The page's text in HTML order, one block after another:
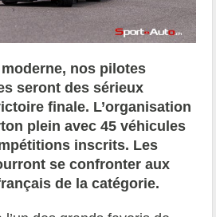
nos pilotes
seront des sérieux
finale. L’organisation
plein avec 45 véhicules
inscrits. Les
se confronter aux
de la catégorie.